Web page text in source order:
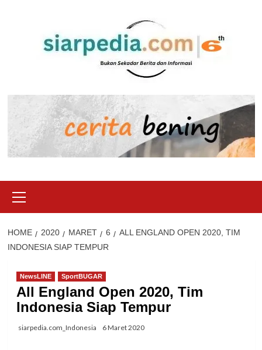
Menu
HOME 2020 MARET 6
ALL ENGLAND OPEN 2020, TIM
INDONESIA SIAP TEMPUR
NewsLINE SportBUGAR
All England Open 2020, Tim
Indonesia Siap Tempur
siarpedia.com_Indonesia 6 Maret 2020